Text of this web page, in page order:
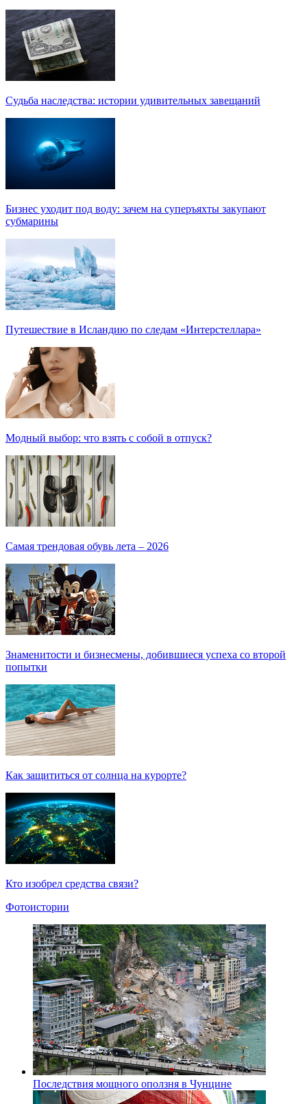
Судьба наследства: истории удивительных завещаний
Бизнес уходит под воду: зачем на суперъяхты закупают
субмарины
Путешествие в Исландию по следам «Интерстеллара»
Модный выбор: что взять с собой в отпуск?
Самая трендовая обувь лета – 2026
Знаменитости и бизнесмены, добившиеся успеха со второй
попытки
Как защититься от солнца на курорте?
Кто изобрел средства связи?
Фотоистории
Последствия мощного оползня в Чунцине